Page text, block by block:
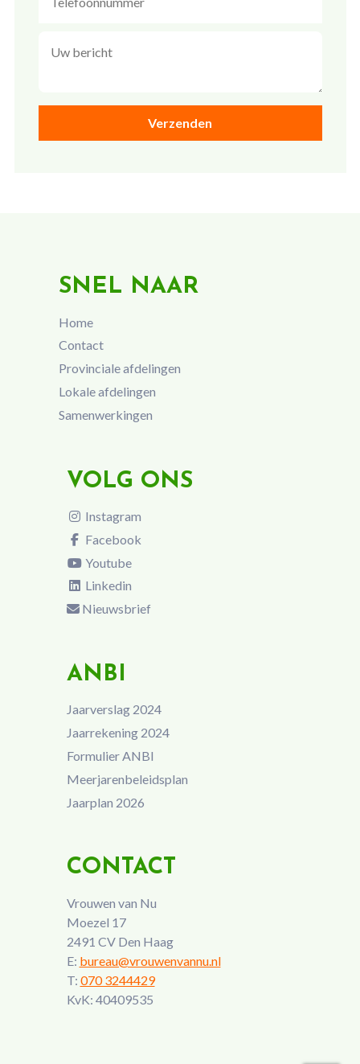
SNEL NAAR
Home
Contact
Provinciale afdelingen
Lokale afdelingen
Samenwerkingen
VOLG ONS
Instagram
Facebook
Youtube
Linkedin
Nieuwsbrief
ANBI
Jaarverslag 2024
Jaarrekening 2024
Formulier ANBI
Meerjarenbeleidsplan
Jaarplan 2026
CONTACT
Vrouwen van Nu
Moezel 17
2491 CV Den Haag
E: bureau@vrouwenvannu.nl
T: 070 3244429
KvK: 40409535